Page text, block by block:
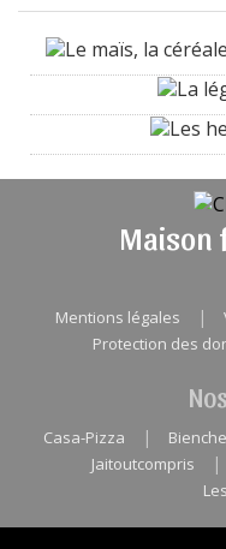
Le maïs, la
La
Les
Maison
Mentions légales |
Protection des
Casa-Pizza |
Jaitoutcompris |